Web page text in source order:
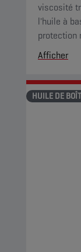
viscosité
l'huile à
protection
Afficher
HUILE DE